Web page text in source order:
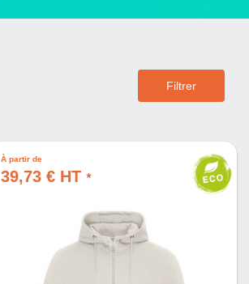
Filtrer
À partir de
39,73 € HT *